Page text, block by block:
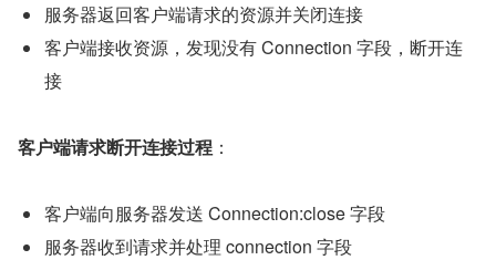
服务器返回客户端请求的资源并关闭连接
客户端接收资源，发现没有 Connection 字段，断开连
接
客户端请求断开连接过程 ：
客户端向服务器发送 Connection:close 字段
服务器收到请求并处理 connection 字段